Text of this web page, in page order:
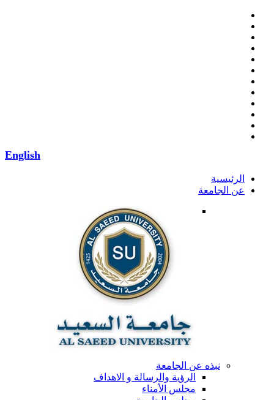
English
الرئيسية
عن الجامعة
نبذه عن الجامعة
الرؤية والرسالة و الاهداف
مجلس الأمناء